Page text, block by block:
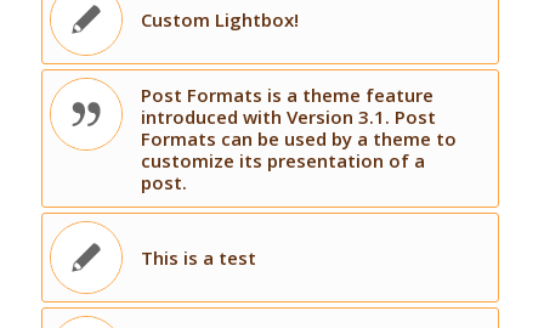
Custom Lightbox!
Post Formats is a theme feature
introduced with Version 3.1. Post
Formats can be used by a theme to
customize its presentation of a
post.
This is a test